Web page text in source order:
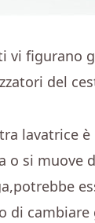
vi figurano
del
lavatrice
o si muove
di cambiare